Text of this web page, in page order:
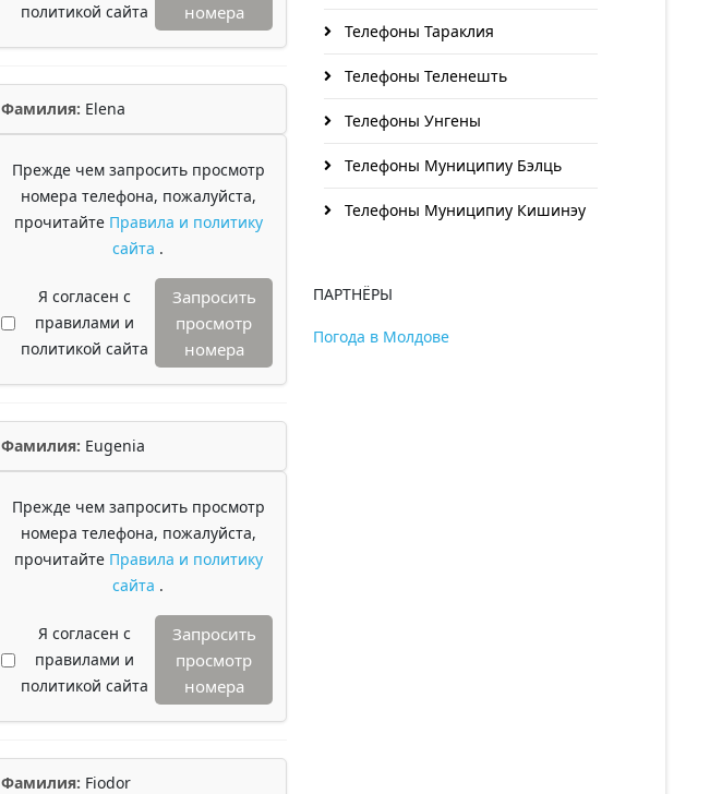
политикой сайта
номера
Фамилия: Elena
Прежде чем запросить просмотр
номера телефона, пожалуйста,
прочитайте Правила и политику
сайта .
Я согласен с
правилами и
политикой сайта
Запросить
просмотр
номера
Фамилия: Eugenia
Прежде чем запросить просмотр
номера телефона, пожалуйста,
прочитайте Правила и политику
сайта .
Я согласен с
правилами и
политикой сайта
Запросить
просмотр
номера
Фамилия: Fiodor
Телефоны Тараклия
Телефоны Теленешть
Телефоны Унгены
Телефоны Муниципиу Бэлць
Телефоны Муниципиу Кишинэу
ПАРТНЁРЫ
Погода в Молдове